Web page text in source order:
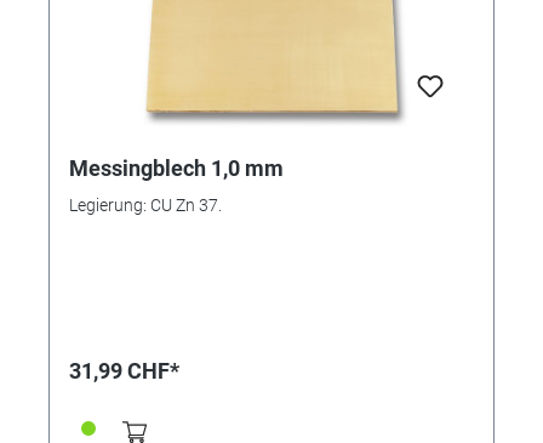
Messingblech 1,0 mm
Legierung: CU Zn 37.
31,99 CHF*